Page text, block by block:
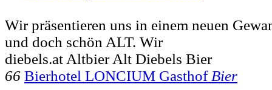
Wir präsentieren uns in einem neuen
und doch schön ALT. Wir
diebels.at Altbier Alt Diebels Bier
66 Bierhotel LONCIUM Gasthof Bier